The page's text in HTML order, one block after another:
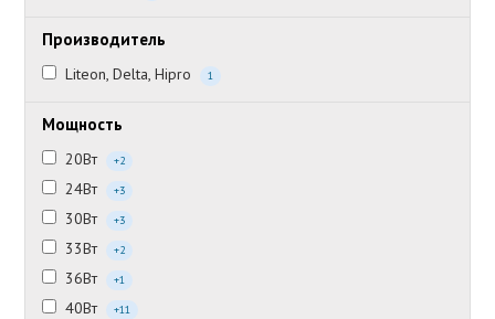
Производитель
Liteon, Delta, Hipro 1
Мощность
20Вт +2
24Вт +3
30Вт +3
33Вт +2
36Вт +1
40Вт +11